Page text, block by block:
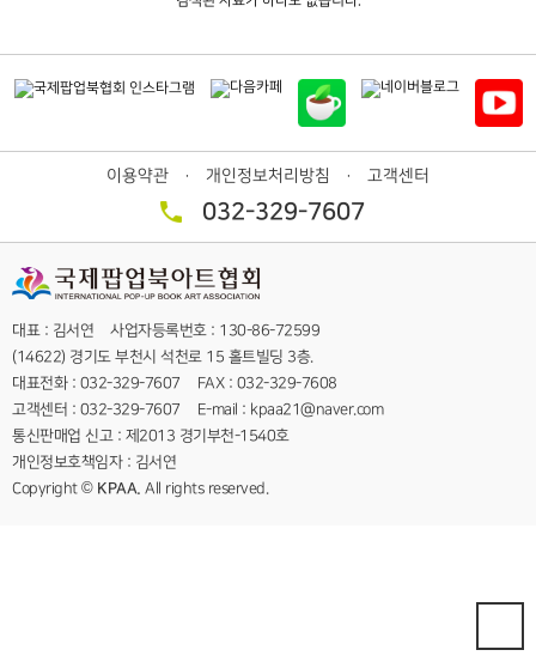
이용약관 ㆍ 개인정보처리방침 ㆍ 고객센터
032-329-7607
대표 : 김서연 사업자등록번호 : 130-86-72599
(14622) 경기도 부천시 석천로 15 홀트빌딩 3층.
대표전화 : 032-329-7607 FAX : 032-329-7608
고객센터 : 032-329-7607 E-mail : kpaa21@naver.com
통신판매업 신고 : 제2013 경기부천-1540호
개인정보호책임자 : 김서연
Copyright © KPAA. All rights reserved.